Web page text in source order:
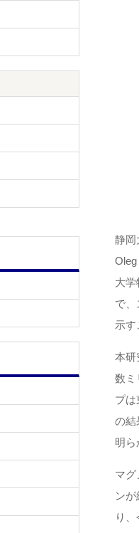
静岡
大
で、
示す
本研
数ミ
プ
の結
明ら
マ
ン
り